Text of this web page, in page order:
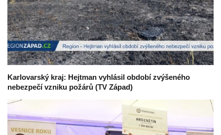
Karlovarský kraj: Hejtman vyhlásil období zvýšeného
nebezpečí vzniku požárů (TV Západ)